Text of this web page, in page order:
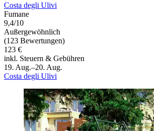
Costa degli Ulivi
Fumane
9,4/10
Außergewöhnlich
(123 Bewertungen)
123 €
inkl. Steuern & Gebühren
19. Aug.–20. Aug.
Costa degli Ulivi